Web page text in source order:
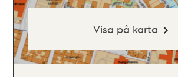
Visa på karta